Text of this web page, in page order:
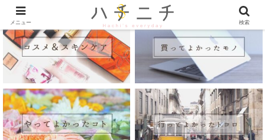
メニュー 検索